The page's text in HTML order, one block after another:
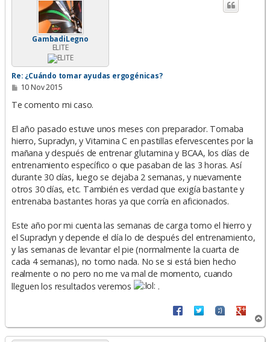
GambadiLegno
ELITE
Re: ¿Cuándo tomar ayudas ergogénicas?
M
n
j
e
10 Nov 2015
Te comento mi caso.
El año pasado estuve unos meses con preparador. Tomaba
hierro, Supradyn, y Vitamina C en pastillas efervescentes por la
mañana y después de entrenar glutamina y BCAA, los días de
entrenamiento específico o que pasaban de las 3 horas. Así
durante 30 días, luego se dejaba 2 semanas, y nuevamente
otros 30 días, etc. También es verdad que exigía bastante y
entrenaba bastantes horas ya que corría en aficionados.
Este año por mi cuenta las semanas de carga tomo el hierro y
el Supradyn y depende el día lo de después del entrenamiento,
y las semanas de levantar el pie (normalmente la cuarta de
cada 4 semanas), no tomo nada. No se si está bien hecho
realmente o no pero no me va mal de momento, cuando
lleguen los resultados veremos
.
r
r